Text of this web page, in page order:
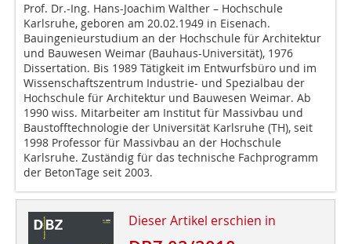
Prof. Dr.-Ing. Hans-Joachim Walther – Hochschule
Karlsruhe, geboren am 20.02.1949 in Eisenach.
Bauingenieurstudium an der Hochschule für Architektur
und Bauwesen Weimar (Bauhaus-Universität), 1976
Dissertation. Bis 1989 Tätigkeit im Entwurfsbüro und im
Wissenschaftszentrum Industrie- und Spezialbau der
Hochschule für Architektur und Bauwesen Weimar. Ab
1990 wiss. Mitarbeiter am Institut für Massivbau und
Baustofftechnologie der Universität Karlsruhe (TH), seit
1998 Professor für Massivbau an der Hochschule
Karlsruhe. Zuständig für das technische Fachprogramm
der BetonTage seit 2003.
Dieser Artikel erschien in